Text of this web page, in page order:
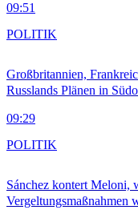
09:51
Großbritannien,
Russlands Plänen in
09:29
POLITIK
Sánchez kontert Meloni,
Vergeltungsmaßnahmen
POLITIK